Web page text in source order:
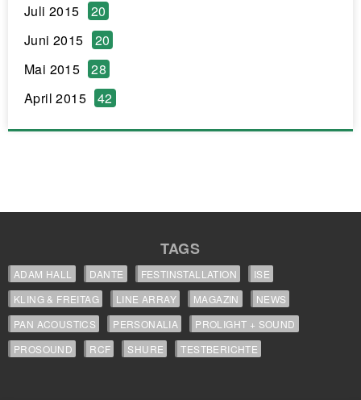
Juli 2015
20
Juni 2015
20
Mai 2015
28
April 2015
42
TAGS
ADAM HALL DANTE FESTINSTALLATION
ISE
KLING & FREITAG
LINE ARRAY MAGAZIN
NEWS
PAN ACOUSTICS
PERSONALIA
PROLIGHT + SOUND
PROSOUND
RCF SHURE TESTBERICHTE